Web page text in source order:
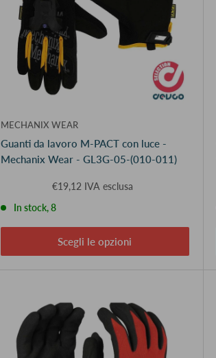
MECHANIX WEAR
Guanti da lavoro M-PACT con luce -
Mechanix Wear - GL3G-05-(010-011)
€19,12 IVA esclusa
In stock, 8
Scegli le opzioni